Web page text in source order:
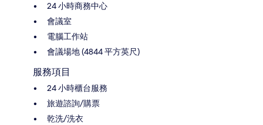
24 小時商務中心
會議室
電腦工作站
會議場地 (4844 平方英尺)
服務項目
24 小時櫃台服務
旅遊諮詢/購票
乾洗/洗衣